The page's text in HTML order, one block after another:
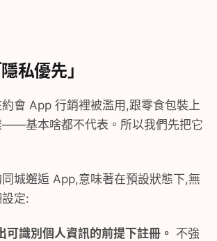
私優先」
約會 App 行銷裡被濫用,跟零食包裝上
——基本啥都不代表。所以我們先把它
城邂逅 App,意味著在預設狀態下,無
定:
可識別個人資訊的前提下註冊。 不強